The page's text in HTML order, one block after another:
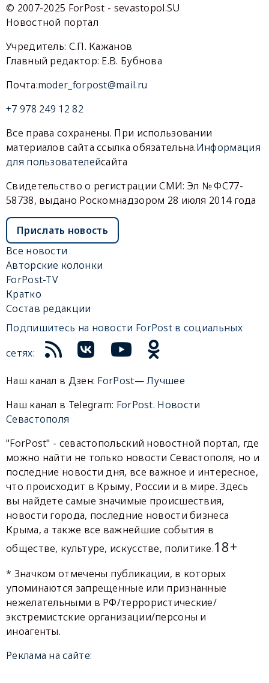
© 2007-2025 ForPost - sevastopol.SU
Новостной портал
Учредитель: С.П. Кажанов
Главный редактор: Е.В. Бубнова
Почта:moder_forpost@mail.ru
+7 978 249 12 82
Все права сохранены. При использовании
материалов сайта ссылка обязательна.Информация
для пользователейсайта
Свидетельство о регистрации СМИ: Эл № ФС77-
58738, выдано Роскомнадзором 28 июля 2014 года
Прислать новость
Все новости
Авторские колонки
ForPost-TV
Кратко
Состав редакции
Подпишитесь на новости ForPost в социальных
сетях:
Наш канал в Дзен: ForPost— Лучшее
Наш канал в Telegram: ForPost. Новости
Севастополя
"ForPost" - севастопольский новостной портал, где
можно найти не только новости Севастополя, но и
последние новости дня, все важное и интересное,
что происходит в Крыму, России и в мире. Здесь
вы найдете самые значимые происшествия,
новости города, последние новости бизнеса
Крыма, а также все важнейшие события в
обществе, культуре, искусстве, политике.18+
* Значком отмечены публикации, в которых
упоминаются запрещенные или признанные
нежелательными в РФ/террористические/
экстремистские организации/персоны и
иноагенты.
Реклама на сайте: